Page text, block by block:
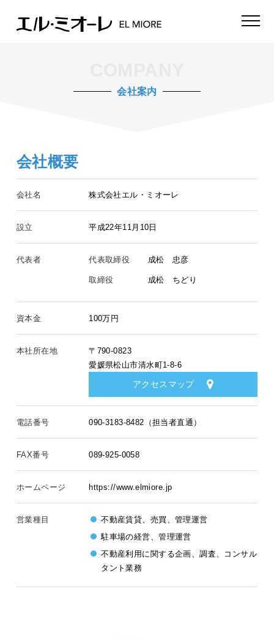
会社案内
会社概要
会社名 株式会社エル・ミオーレ
設立 平成22年11月10日
代表者 代表取締役 成松 忠彦
取締役 成松 ちどり
資本金 100万円
本社所在地
〒790-0823
愛媛県松山市清水町1-8-6
アクセスマップ
電話番号 090-3183-8482（担当者直通）
FAX番号 089-925-0058
ホームページ https://www.elmiore.jp
営業種目
不動産賃貸、売買、管理運営
駐車場の経営、管理運営
不動産利用に関する企画、調査、コンサル
タント業務